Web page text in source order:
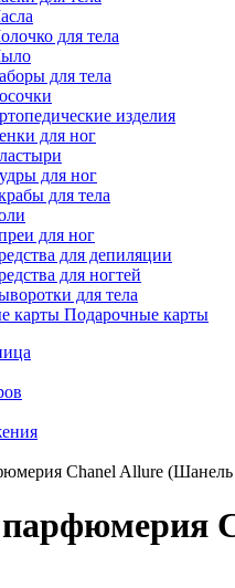
для тела
для тела
изделия
для ног
для ног
для тела
для ног
для депиляции
для ногтей
для тела
Подарочные карты
Chanel Allure